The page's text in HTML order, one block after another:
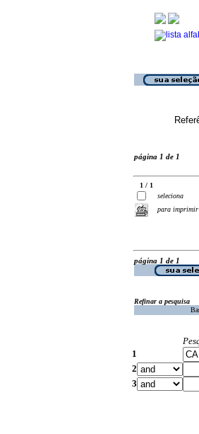
página 1 de 1
1 / 1
seleciona
para imprimir
página 1 de 1
Refinar a pesquisa
1
2
3